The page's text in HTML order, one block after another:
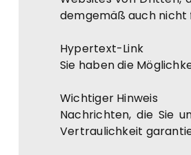
demgemäß auch nicht
Hypertext-Link
Sie haben die
Wichtiger Hinweis
Nachrichten, die Sie
Vertraulichkeit